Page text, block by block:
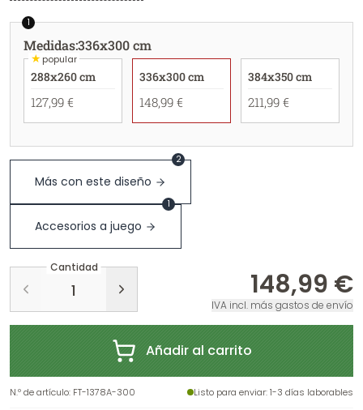
1
Medidas:336x300 cm
★popular
288x260 cm
127,99 €
336x300 cm
148,99 €
384x350 cm
211,99 €
Más con este diseño
2
Accesorios a juego
1
Cantidad
148,99 €
IVA incl. más gastos de envío
Añadir al carrito
N.º de artículo: FT-1378A-300 Listo para enviar: 1-3 días laborables